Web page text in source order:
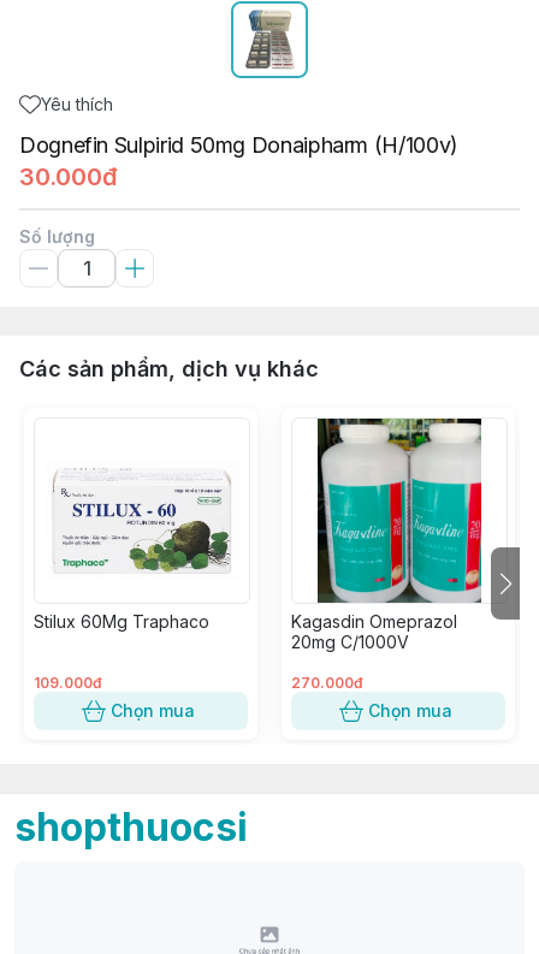
Yêu thích
Dognefin Sulpirid 50mg Donaipharm (H/100v)
30.000đ
Số lượng
Các sản phẩm, dịch vụ khác
Stilux 60Mg Traphaco
109.000đ
Chọn mua
Kagasdin Omeprazol
20mg C/1000V
270.000đ
Chọn mua
shopthuocsi